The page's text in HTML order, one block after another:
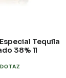
Tequila
38% 1l